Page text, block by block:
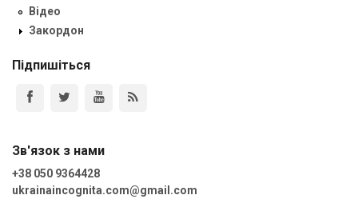
Відео
Закордон
Підпишіться
Зв'язок з нами
+38 050 9364428
ukrainaincognita.com@gmail.com